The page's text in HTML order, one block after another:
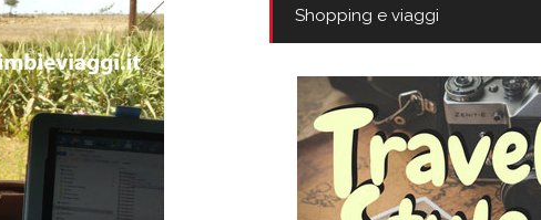
Shopping e viaggi